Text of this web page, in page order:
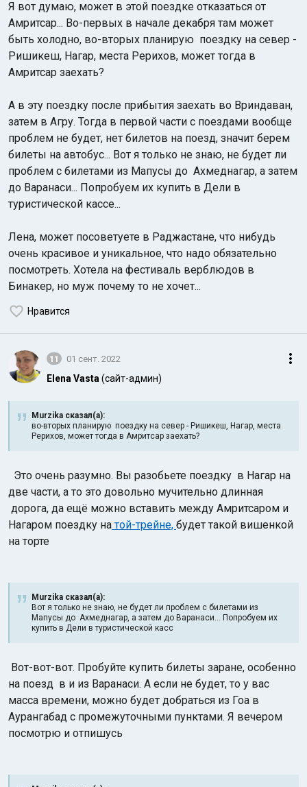
Я вот думаю, может в этой поездке отказаться от
Амритсар... Во-первых в начале декабря там может
быть холодно, во-вторых планирую поездку на север -
Ришикеш, Нагар, места Рерихов, может тогда в
Амритсар заехать?
А в эту поездку после прибытия заехать во Вриндаван,
затем в Агру. Тогда в первой части с поездами вообще
проблем не будет, нет билетов на поезд, значит берем
билеты на автобус... Вот я только не знаю, не будет ли
проблем с билетами из Мапусы до Ахмеднагар, а затем
до Варанаси... Попробуем их купить в Дели в
туристической кассе...
Лена, может посоветуете в Раджастане, что нибудь
очень красивое и уникальное, что надо обязательно
посмотреть. Хотела на фестиваль верблюдов в
Бинакер, но муж почему то не хочет...
Нравится
11 01 сент. 2022
Elena Vasta (сайт-админ)
Murzika сказал(а):
во-вторых планирую поездку на север - Ришикеш, Нагар, места
Рерихов, может тогда в Амритсар заехать?
Это очень разумно. Вы разобьете поездку в Нагар на
две части, а то это довольно мучительно длинная
дорога, да ещё можно вставить между Амритсаром и
Нагаром поездку на той-трейне, будет такой вишенкой
на торте
Murzika сказал(а):
Вот я только не знаю, не будет ли проблем с билетами из
Мапусы до Ахмеднагар, а затем до Варанаси... Попробуем их
купить в Дели в туристической касс
Вот-вот-вот. Пробуйте купить билеты заране, особенно
на поезд в и из Варанаси. А если не будет, то у вас
масса времени, можно будет добраться из Гоа в
Аурангабад с промежуточными пунктами. Я вечером
посмотрю и отпишусь